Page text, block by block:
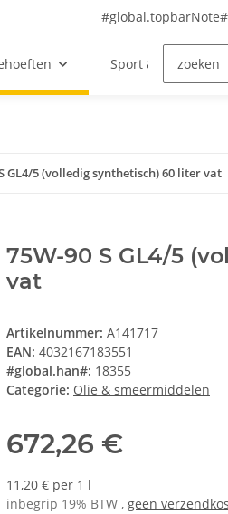
#global.topbarNote#
Sport & Vrije Tijd
GL4/5 (volledig synthetisch) 60 liter vat
75W-90 S GL4/5
vat
Artikelnummer: A141717
EAN: 4032167183551
#global.han#: 18355
Categorie: Olie & smeermiddelen
672,26 €
11,20 € per 1 l
inbegrip 19% BTW , geen